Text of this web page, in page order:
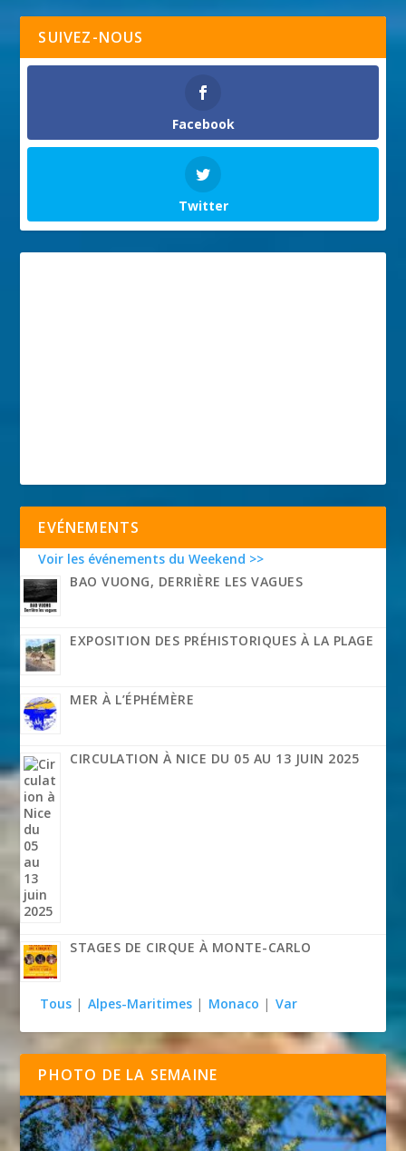
SUIVEZ-NOUS
Facebook
Twitter
EVÉNEMENTS
Voir les événements du Weekend >>
BAO VUONG, DERRIÈRE LES VAGUES
EXPOSITION DES PRÉHISTORIQUES À LA PLAGE
MER À L’ÉPHÉMÈRE
CIRCULATION À NICE DU 05 AU 13 JUIN 2025
STAGES DE CIRQUE À MONTE-CARLO
Tous | Alpes-Maritimes | Monaco | Var
PHOTO DE LA SEMAINE